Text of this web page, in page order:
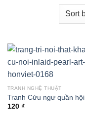
TRANH NGHỆ THUẬT
Tranh Cửu ngư quần hội
120 ₫